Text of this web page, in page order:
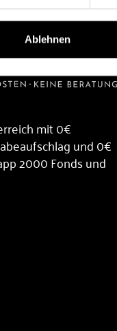
Ablehnen
mit 0€
und 0€
2000 Fonds und